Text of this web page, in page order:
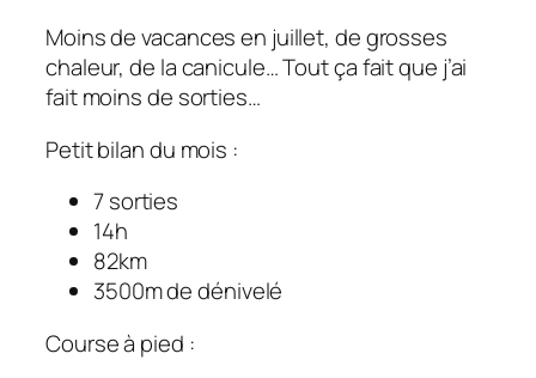
Moins de vacances en juillet, de grosses
chaleur, de la canicule… Tout ça fait que j’ai
fait moins de sorties…
Petit bilan du mois :
7 sorties
14h
82km
3500m de dénivelé
Course à pied :